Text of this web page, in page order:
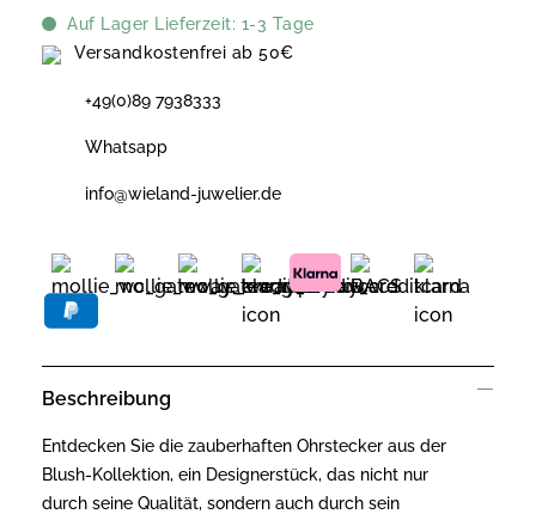
Auf Lager Lieferzeit: 1-3 Tage
Versandkostenfrei ab 50€
+49(0)89 7938333
Whatsapp
info@wieland-juwelier.de
Beschreibung
Entdecken Sie die zauberhaften Ohrstecker aus der
Blush-Kollektion, ein Designerstück, das nicht nur
durch seine Qualität, sondern auch durch sein